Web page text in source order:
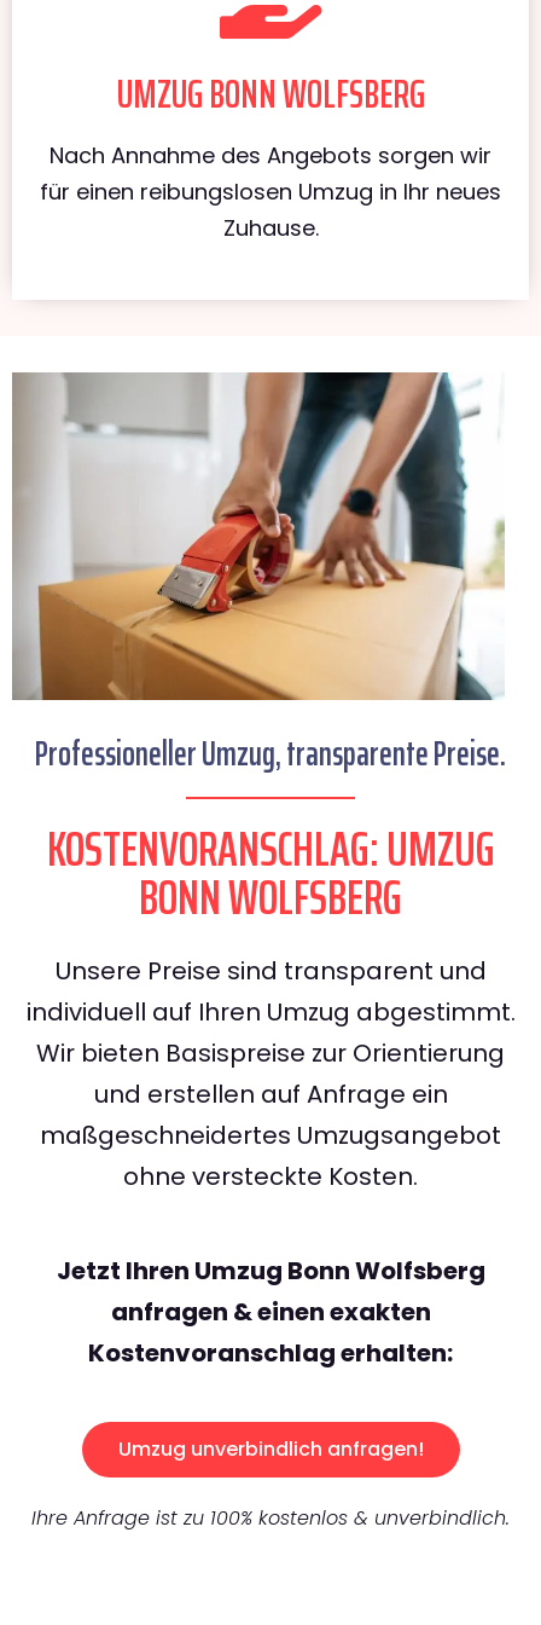
UMZUG BONN WOLFSBERG
Nach Annahme des Angebots sorgen wir
für einen reibungslosen Umzug in Ihr neues
Zuhause.
Professioneller Umzug, transparente Preise.
KOSTENVORANSCHLAG: UMZUG
BONN WOLFSBERG
Unsere Preise sind transparent und
individuell auf Ihren Umzug abgestimmt.
Wir bieten Basispreise zur Orientierung
und erstellen auf Anfrage ein
maßgeschneidertes Umzugsangebot
ohne versteckte Kosten.
Jetzt Ihren Umzug Bonn Wolfsberg
anfragen & einen exakten
Kostenvoranschlag erhalten:
Umzug unverbindlich anfragen!
Ihre Anfrage ist zu 100% kostenlos & unverbindlich.